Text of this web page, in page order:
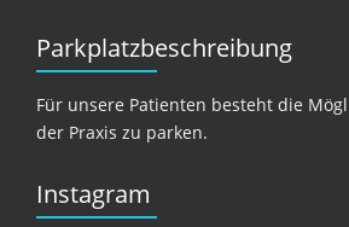
Parkplatzbeschreibung
Für unsere Patienten besteht die
der Praxis zu parken.
Instagram